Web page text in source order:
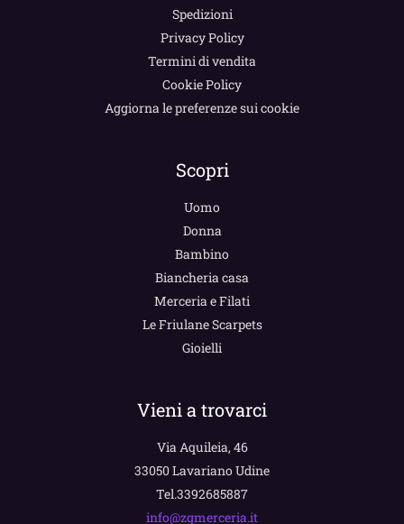
Spedizioni
Privacy Policy
Termini di vendita
Cookie Policy
Aggiorna le preferenze sui cookie
Scopri
Uomo
Donna
Bambino
Biancheria casa
Merceria e Filati
Le Friulane Scarpets
Gioielli
Vieni a trovarci
Via Aquileia, 46
33050 Lavariano Udine
Tel.3392685887
info@zgmerceria.it